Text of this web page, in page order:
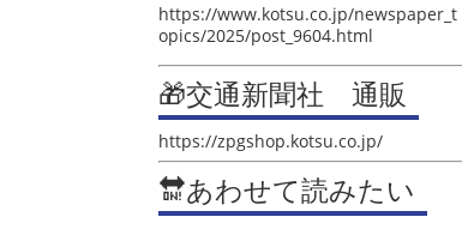
https://www.kotsu.co.jp/newspaper_t
opics/2025/post_9604.html
🎁交通新聞社 通販
https://zpgshop.kotsu.co.jp/
🔛あわせて読みたい